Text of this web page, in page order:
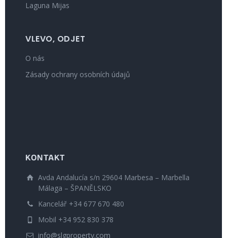
Laguna Mijas
VLEVO, ODJET
O nás
Zásady ochrany osobních údajů
KONTAKT
Avda Andalucía s/n 29604 Marbesa – Marbella
Málaga – ŠPANĚLSKO
Kancelář +34 677 670 480
Mobil +34 952 830 378
info@slgproperty.com